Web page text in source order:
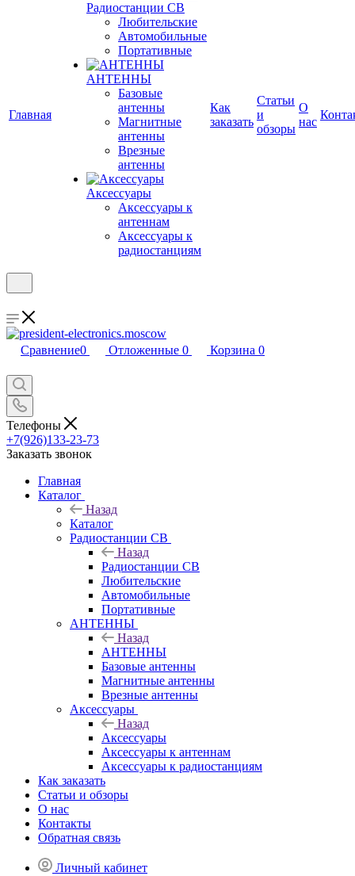
Главная
Радиостанции CB
Любительские
Автомобильные
Портативные
АНТЕННЫ
Базовые
антенны
Магнитные
антенны
Врезные
антенны
Аксессуары
Аксессуары к
антеннам
Аксессуары к
радиостанциям
Как
заказать
Статьи
и
обзоры
О
нас
Сравнение0 Отложенные 0 Корзина 0
Телефоны
+7(926)133-23-73
Заказать звонок
Главная
Каталог
Назад
Каталог
Радиостанции CB
Назад
Радиостанции CB
Любительские
Автомобильные
Портативные
АНТЕННЫ
Назад
АНТЕННЫ
Базовые антенны
Магнитные антенны
Врезные антенны
Аксессуары
Назад
Аксессуары
Аксессуары к антеннам
Аксессуары к радиостанциям
Как заказать
Статьи и обзоры
О нас
Контакты
Обратная связь
Личный кабинет